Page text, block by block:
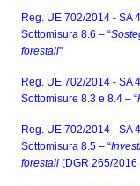
Reg. UE 702/2014 - SA
Sottomisura 8.6 – “
forestali"
Reg. UE 702/2014 - SA
Sottomisure 8.3 e 8.4 – “
Reg. UE 702/2014 - SA
Sottomisura 8.5 – “
forestali (DGR 265/2016